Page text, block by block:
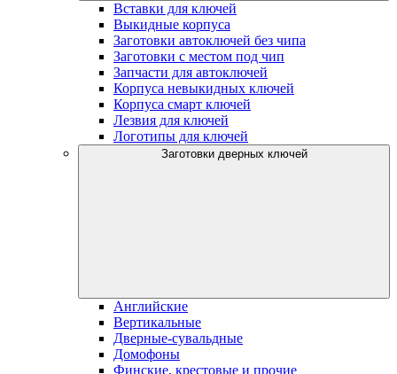
Вставки для ключей
Выкидные корпуса
Заготовки автоключей без чипа
Заготовки с местом под чип
Запчасти для автоключей
Корпуса невыкидных ключей
Корпуса смарт ключей
Лезвия для ключей
Логотипы для ключей
Заготовки дверных ключей
Английские
Вертикальные
Дверные-сувальдные
Домофоны
Финские, крестовые и прочие